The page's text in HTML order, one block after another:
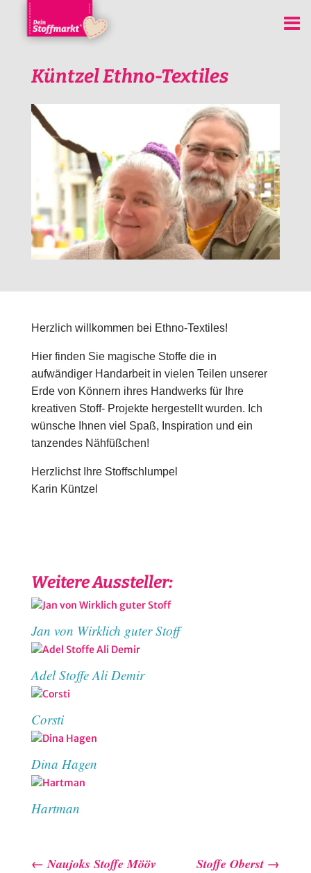
Küntzel Ethno-Textiles
Herzlich willkommen bei Ethno-Textiles!
Hier finden Sie magische Stoffe die in
aufwändiger Handarbeit in vielen Teilen unserer
Erde von Könnern ihres Handwerks für Ihre
kreativen Stoff- Projekte hergestellt wurden. Ich
wünsche Ihnen viel Spaß, Inspiration und ein
tanzendes Nähfüßchen!
Herzlichst Ihre Stoffschlumpel
Karin Küntzel
Weitere Aussteller:
Jan von Wirklich guter Stoff
Adel Stoffe Ali Demir
Corsti
Dina Hagen
Hartman
←Naujoks Stoffe Mööv Stoffe Oberst →